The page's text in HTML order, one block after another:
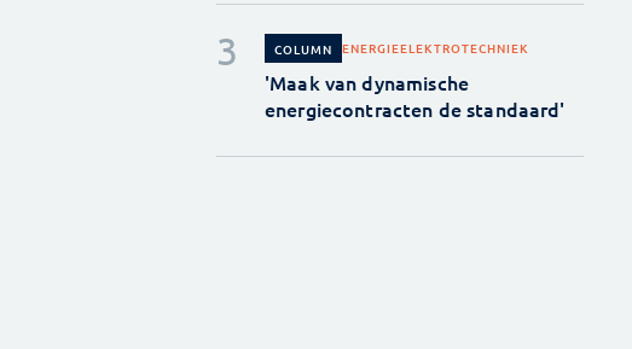
COLUMN ENERGIEELEKTROTECHNIEK
'Maak van dynamische
energiecontracten de standaard'